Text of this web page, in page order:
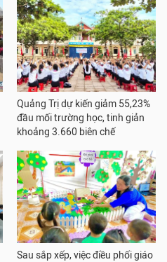
Quảng Trị dự kiến giảm 55,23%
đầu mối trường học, tinh giản
khoảng 3.660 biên chế
Sau sắp xếp, việc điều phối giáo